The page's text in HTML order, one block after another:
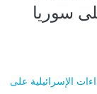
سوريا